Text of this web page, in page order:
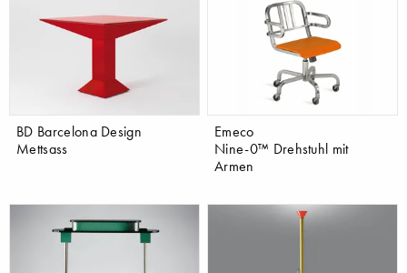
BD Barcelona Design
Mettsass
Emeco
Nine-0™ Drehstuhl mit
Armen